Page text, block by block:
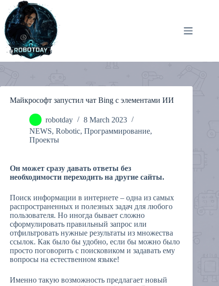
content
Майкрософт запустил чат Bing с элементами ИИ
robotday
8 March 2023
NEWS, Robotic, Программирование,
Проекты
Он может сразу давать ответы без
необходимости переходить на другие сайты.
Поиск информации в интернете – одна из самых
распространенных и полезных задач для любого
пользователя. Но иногда бывает сложно
сформулировать правильный запрос или
отфильтровать нужные результаты из множества
ссылок. Как было бы удобно, если бы можно было
просто поговорить с поисковиком и задавать ему
вопросы на естественном языке!
Именно такую возможность предлагает новый